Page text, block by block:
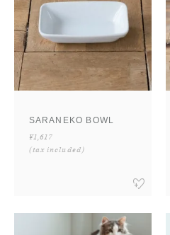
SARANEKO BOWL
¥1,617
(tax included)